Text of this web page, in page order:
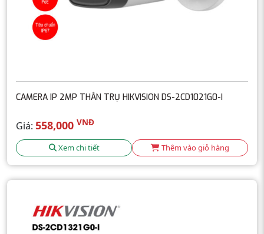
CAMERA IP 2MP THÂN TRỤ HIKVISION DS-2CD1021G0-I
Giá: 558,000 VNĐ
Xem chi tiết Thêm vào giỏ hàng